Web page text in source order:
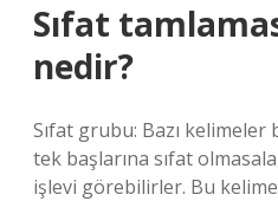
Sıfat
nedir?
Sıfat grubu: Bazı kelimeler
tek başlarına sıfat
işlevi görebilirler. Bu